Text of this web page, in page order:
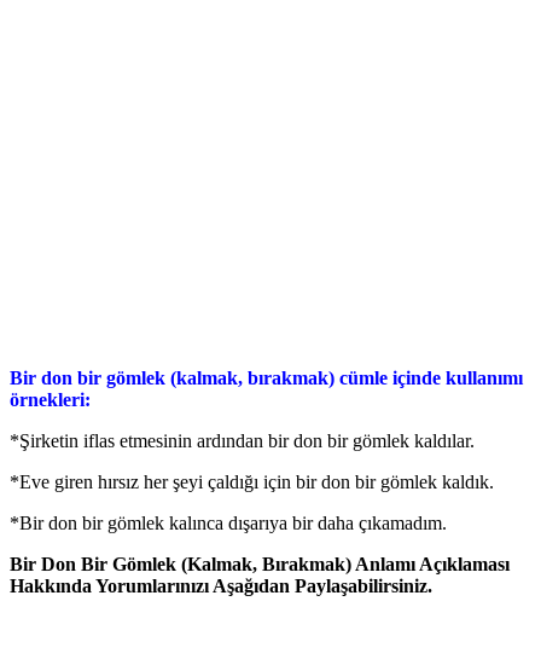
Bir don bir gömlek (kalmak, bırakmak) cümle içinde kullanımı
örnekleri:
*Şirketin iflas etmesinin ardından bir don bir gömlek kaldılar.
*Eve giren hırsız her şeyi çaldığı için bir don bir gömlek kaldık.
*Bir don bir gömlek kalınca dışarıya bir daha çıkamadım.
Bir Don Bir Gömlek (Kalmak, Bırakmak) Anlamı Açıklaması
Hakkında Yorumlarınızı Aşağıdan Paylaşabilirsiniz.